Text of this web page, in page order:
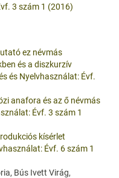
3 szám 1 (2016)
ez névmás
és a diszkurzív
és Nyelvhasználat: Évf.
anafora és az ő névmás
Évf. 3 szám 1
kísérlet
Évf. 6 szám 1
Bús Ivett Virág,